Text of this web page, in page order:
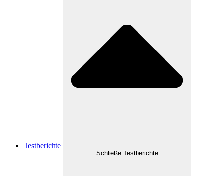
Testberichte
Schließe Testberichte